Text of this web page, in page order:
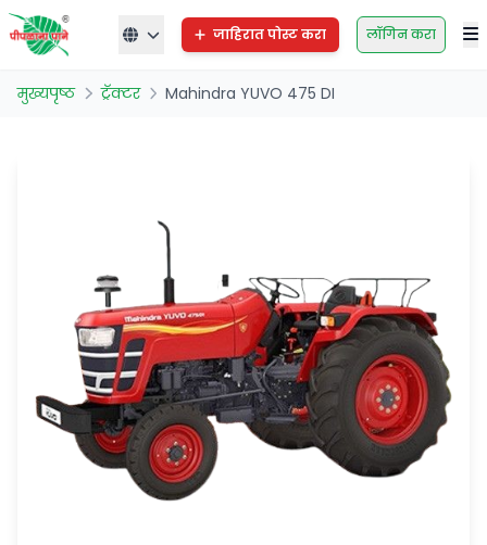
जाहिरात पोस्ट करा लॉगिन करा
मुख्यपृष्ठ ट्रॅक्टर Mahindra YUVO 475 DI